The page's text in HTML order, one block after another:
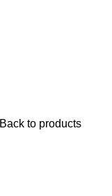
Back to products